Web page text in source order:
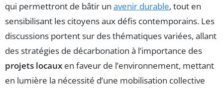
qui permettront de bâtir un avenir durable, tout en
sensibilisant les citoyens aux défis contemporains. Les
discussions portent sur des thématiques variées, allant
des stratégies de décarbonation à l’importance des
projets locaux en faveur de l’environnement, mettant
en lumière la nécessité d’une mobilisation collective